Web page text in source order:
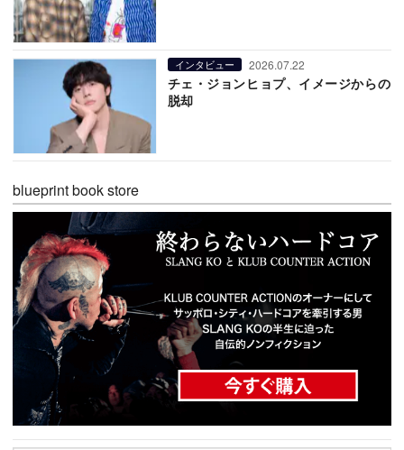
インタビュー 2026.07.22
チェ・ジョンヒョプ、イメージからの
脱却
blueprint book store